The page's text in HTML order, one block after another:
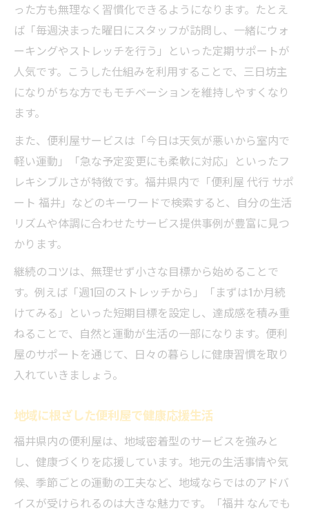
った方も無理なく習慣化できるようになります。たとえ
ば「毎週決まった曜日にスタッフが訪問し、一緒にウォ
ーキングやストレッチを行う」といった定期サポートが
人気です。こうした仕組みを利用することで、三日坊主
になりがちな方でもモチベーションを維持しやすくなり
ます。
また、便利屋サービスは「今日は天気が悪いから室内で
軽い運動」「急な予定変更にも柔軟に対応」といったフ
レキシブルさが特徴です。福井県内で「便利屋 代行 サポ
ート 福井」などのキーワードで検索すると、自分の生活
リズムや体調に合わせたサービス提供事例が豊富に見つ
かります。
継続のコツは、無理せず小さな目標から始めることで
す。例えば「週1回のストレッチから」「まずは1か月続
けてみる」といった短期目標を設定し、達成感を積み重
ねることで、自然と運動が生活の一部になります。便利
屋のサポートを通じて、日々の暮らしに健康習慣を取り
入れていきましょう。
地域に根ざした便利屋で健康応援生活
福井県内の便利屋は、地域密着型のサービスを強みと
し、健康づくりを応援しています。地元の生活事情や気
候、季節ごとの運動の工夫など、地域ならではのアドバ
イスが受けられるのは大きな魅力です。「福井 なんでも